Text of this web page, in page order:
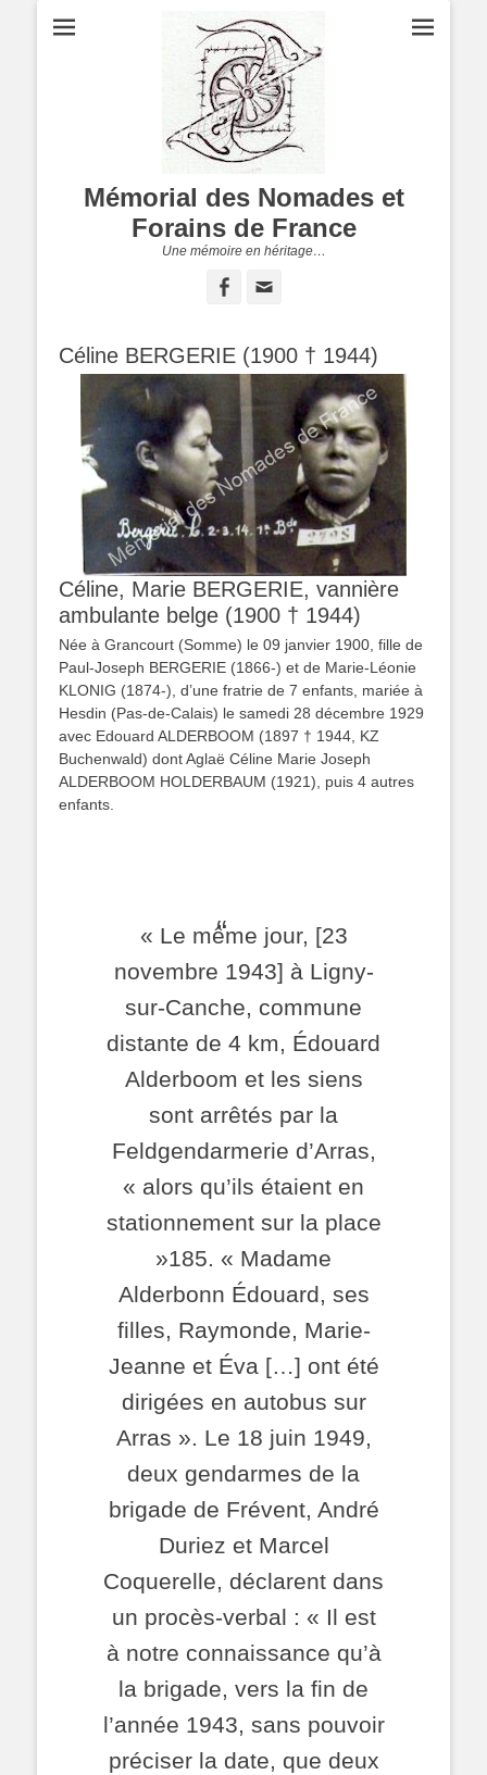
Mémorial des Nomades et
Forains de France
Une mémoire en héritage…
Facebook
Céline BERGERIE (1900 † 1944)
Céline, Marie BERGERIE, vannière
ambulante belge (1900 † 1944)
Née à Grancourt (Somme) le 09 janvier 1900, fille de
Paul-Joseph BERGERIE (1866-) et de Marie-Léonie
KLONIG (1874-), d’une fratrie de 7 enfants, mariée à
Hesdin (Pas-de-Calais) le samedi 28 décembre 1929
avec Edouard ALDERBOOM (1897 † 1944, KZ
Buchenwald) dont Aglaë Céline Marie Joseph
ALDERBOOM HOLDERBAUM (1921), puis 4 autres
enfants.
« Le même jour, [23
novembre 1943] à Ligny-
sur-Canche, commune
distante de 4 km, Édouard
Alderboom et les siens
sont arrêtés par la
Feldgendarmerie d’Arras,
« alors qu’ils étaient en
stationnement sur la place
»185. « Madame
Alderbonn Édouard, ses
filles, Raymonde, Marie-
Jeanne et Éva […] ont été
dirigées en autobus sur
Arras ». Le 18 juin 1949,
deux gendarmes de la
brigade de Frévent, André
Duriez et Marcel
Coquerelle, déclarent dans
un procès-verbal : « Il est
à notre connaissance qu’à
la brigade, vers la fin de
l’année 1943, sans pouvoir
préciser la date, que deux